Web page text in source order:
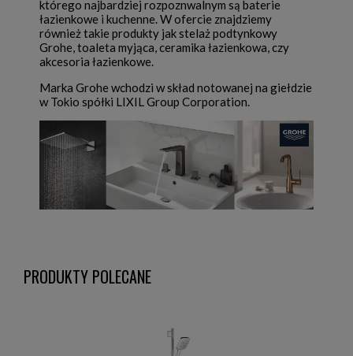
którego najbardziej rozpoznwalnym są baterie
łazienkowe i kuchenne. W ofercie znajdziemy
również takie produkty jak stelaż podtynkowy
Grohe, toaleta myjąca, ceramika łazienkowa, czy
akcesoria łazienkowe.
Marka Grohe wchodzi w skład notowanej na giełdzie
w Tokio spółki LIXIL Group Corporation.
PRODUKTY POLECANE